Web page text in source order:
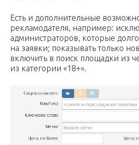
Есть и дополнительные
рекламодателя, например:
администраторов, которые
на заявки; показывать только
включить в поиск площадки из
из категории «18+».